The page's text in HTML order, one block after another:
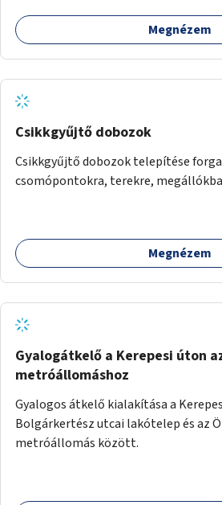
szűkületek javításával, néhány
beavatkozással (pl. táblák
zöldutakon való közlekedést.
Megnézem
Csikkgyűjtő dobozok
Csikkgyűjtő dobozok telepítése
csomópontokra, terekre,
Megnézem
Gyalogátkelő a Kerepesi úton
metróállomáshoz
Gyalogos átkelő kialakítása a
Bolgárkertész utcai lakótelep és az
metróállomás között.